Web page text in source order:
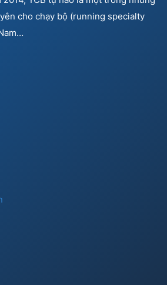
cho chạy bộ (running specialty